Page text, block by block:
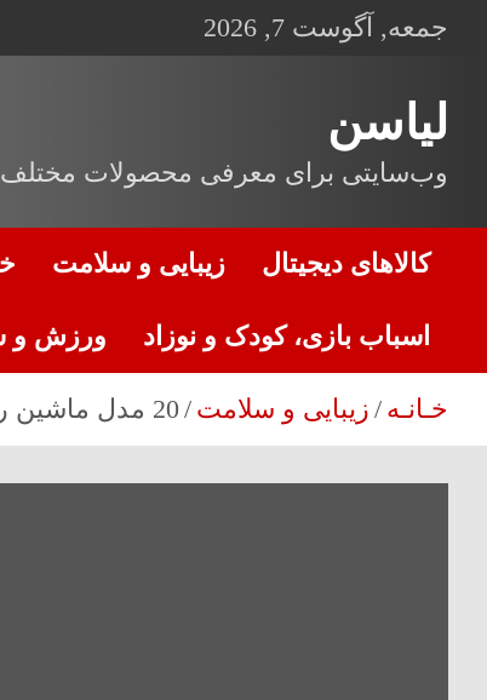
جمعه, آگوست 7, 2026
لیاسن
وب‌سایتی برای معرفی محصولات مختلف
کالاهای دیجیتال زیبایی و سلامت
اسباب بازی، کودک و نوزاد ورزش و
خـانـه زیبایی و سلامت 20 مدل ماشین ریش تراش فیلیپس (Philips) ضد آب اصل